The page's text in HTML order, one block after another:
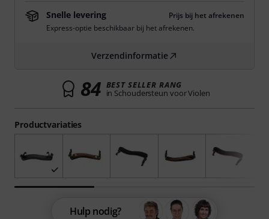
Productvariaties
Snelle levering
Prijs bij het afrekenen
Express-optie beschikbaar bij het afrekenen.
Verzendinformatie
84 BEST SELLER RANG
in Schoudersteun voor Violen
Hulp nodig?